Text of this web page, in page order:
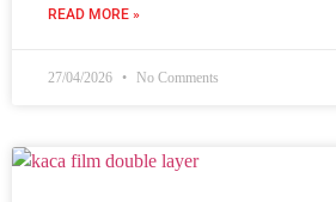
READ MORE »
27/04/2026 No Comments